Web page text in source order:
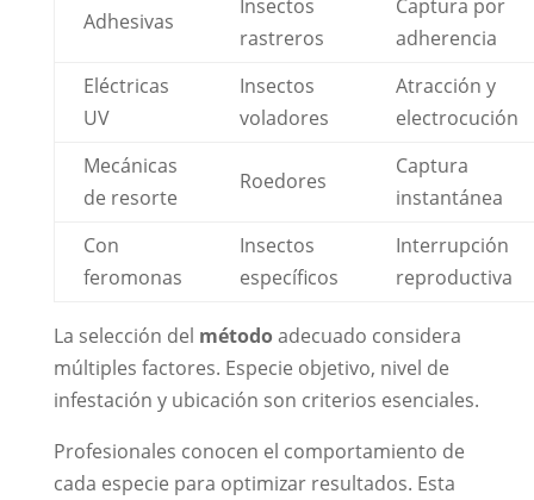
Adhesivas
Insectos
rastreros
Captura por
adherencia
Eléctricas
UV
Insectos
voladores
Atracción y
electrocución
Mecánicas
de resorte
Roedores
Captura
instantánea
Con
feromonas
Insectos
específicos
Interrupción
reproductiva
La selección del métodoadecuado considera
múltiples factores. Especie objetivo, nivel de
infestación y ubicación son criterios esenciales.
Profesionales conocen el comportamiento de
cada especie para optimizar resultados. Esta